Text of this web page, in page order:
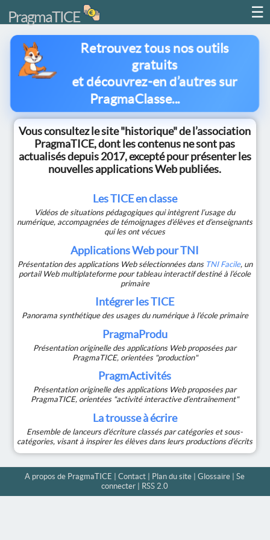
PragmaTICE
Retrouvez tous nos outils
gratuits
et découvrez-en d’autres sur
PragmaClasse...
Vous consultez le site "historique" de l’association
PragmaTICE, dont les contenus ne sont pas
actualisés depuis 2017, excepté pour présenter les
nouvelles applications Web publiées.
Les TICE en classe
Vidéos de situations pédagogiques qui intègrent l’usage du
numérique, accompagnées de témoignages d’élèves et d’enseignants
qui les ont vécues
Applications Web pour TNI
Présentation des applications Web sélectionnées dans TNI Facile, un
portail Web multiplateforme pour tableau interactif destiné à l’école
primaire
Intégrer les TICE
Panorama synthétique des usages du numérique à l’école primaire
PragmaProdu
Présentation originelle des applications Web proposées par
PragmaTICE, orientées "production"
PragmActivités
Présentation originelle des applications Web proposées par
PragmaTICE, orientées "activité interactive d’entraînement"
La trousse à écrire
Ensemble de lanceurs d’écriture classés par catégories et sous-
catégories, visant à inspirer les élèves dans leurs productions d’écrits
A propos de PragmaTICE |Contact Plan du site |Glossaire |Se
connecter
RSS 2.0
☰